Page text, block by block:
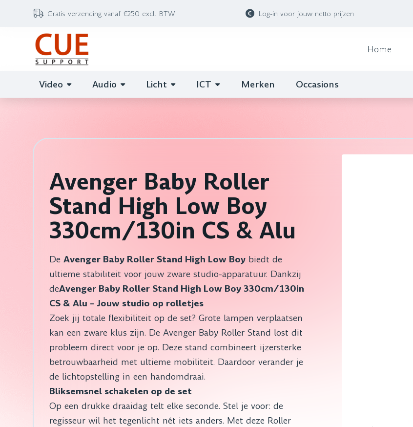
Gratis verzending vanaf €250 excl. BTW Log-in voor jouw netto prijzen
Home
Video Audio Licht ICT Merken Occasions
Avenger Baby Roller
Stand High Low Boy
330cm/130in CS & Alu
DeAvenger Baby Roller Stand High Low Boy biedt de
ultieme stabiliteit voor jouw zware studio-apparatuur. Dankzij
deAvenger Baby Roller Stand High Low Boy 330cm/130in
CS & Alu – Jouw studio op rolletjes
Zoek jij totale flexibiliteit op de set? Grote lampen verplaatsen
kan een zware klus zijn. De Avenger Baby Roller Stand lost dit
probleem direct voor je op. Deze stand combineert ijzersterke
betrouwbaarheid met ultieme mobiliteit. Daardoor verander je
de lichtopstelling in een handomdraai.
Bliksemsnel schakelen op de set
Op een drukke draaidag telt elke seconde. Stel je voor: de
regisseur wil het tegenlicht nét iets anders. Met deze Roller